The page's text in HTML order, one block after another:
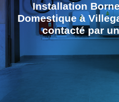
Installation
Domestique à
contacté par